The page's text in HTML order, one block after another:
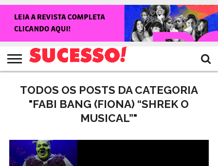
NOTÍCIAS
SHOWS
ENTREVISTAS
CLIQUES
RANKING
CROWLEY
TV
SUCESSO!
REVISTA
SUCESSO!
TODOS OS POSTS DA CATEGORIA
"FABI BANG (FIONA) “SHREK O
MUSICAL”"